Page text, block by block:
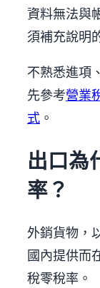
資料無法與
須補充說明
不熟悉進項
先參考營業
式。
出口為
率？
外銷貨物，
國內提供而
稅零稅率。